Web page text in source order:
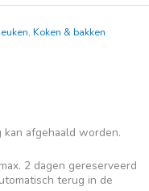
, Koken & bakken
afgehaald worden.
2 dagen gereserveerd
terug in de